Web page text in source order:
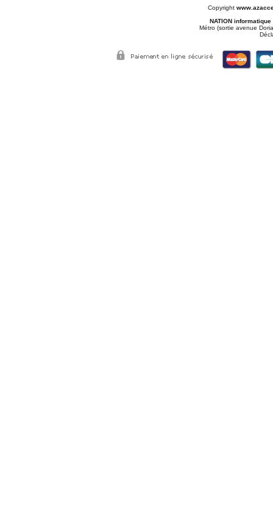
Copyright
NATION informatique
Métro (sortie avenue